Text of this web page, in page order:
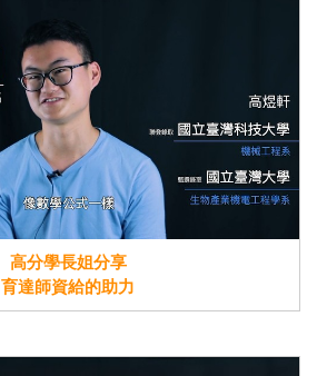
高分學長姐分享
育達師資給的助力